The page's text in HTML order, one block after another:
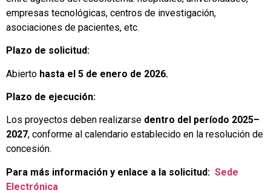
empresas tecnológicas, centros de investigación,
asociaciones de pacientes, etc.
Plazo de solicitud:
Abierto hasta el 5 de enero de 2026.
Plazo de ejecución:
Los proyectos deben realizarse dentro del período 2025–
2027, conforme al calendario establecido en la resolución de
concesión.
Para más información y enlace a la solicitud: Sede
Electrónica